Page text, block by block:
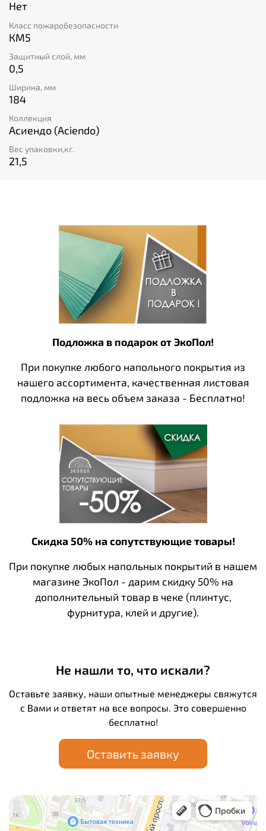
Нет
Класс пожаробезопасности
КМ5
Защитный слой, мм
0,5
Ширина, мм
184
Коллекция
Асиендо (Aciendo)
Вес упаковки,кг.
21,5
Подложка в подарок от ЭкоПол!
При покупке любого напольного покрытия из
нашего ассортимента, качественная листовая
подложка на весь объем заказа - Бесплатно!
Скидка 50% на сопутствующие товары!
При покупке любых напольных покрытий в нашем
магазине ЭкоПол - дарим скидку 50% на
дополнительный товар в чеке (плинтус,
фурнитура, клей и другие).
Не нашли то, что искали?
Оставьте заявку, наши опытные менеджеры свяжутся
с Вами и ответят на все вопросы. Это совершенно
бесплатно!
Оставить заявку